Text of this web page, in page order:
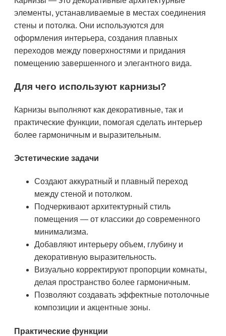
элементы, устанавливаемые в местах соединения
стены и потолка. Они используются для
оформления интерьера, создания плавных
переходов между поверхностями и придания
помещению завершенного и элегантного вида.
Для чего используют карнизы?
Карнизы выполняют как декоративные, так и
практические функции, помогая сделать интерьер
более гармоничным и выразительным.
Эстетические задачи
Создают аккуратный и плавный переход
между стеной и потолком.
Подчеркивают архитектурный стиль
помещения — от классики до современного
минимализма.
Добавляют интерьеру объем, глубину и
декоративную выразительность.
Визуально корректируют пропорции комнаты,
делая пространство более гармоничным.
Позволяют создавать эффектные потолочные
композиции и акцентные зоны.
Практические функции